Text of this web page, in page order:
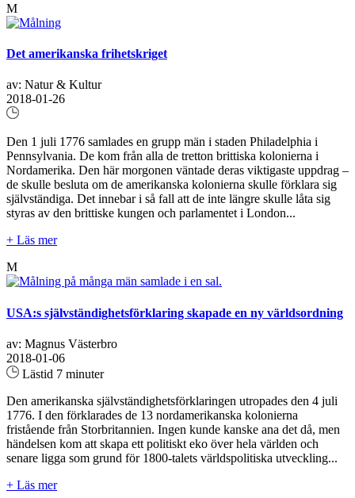
M
Det amerikanska frihetskriget
av: Natur & Kultur
2018-01-26
Den 1 juli 1776 samlades en grupp män i staden Philadelphia i
Pennsylvania. De kom från alla de tretton brittiska kolonierna i
Nordamerika. Den här morgonen väntade deras viktigaste uppdrag –
de skulle besluta om de amerikanska kolonierna skulle förklara sig
självständiga. Det innebar i så fall att de inte längre skulle låta sig
styras av den brittiske kungen och parlamentet i London...
+ Läs mer
M
USA:s självständighetsförklaring skapade en ny världsordning
av: Magnus Västerbro
2018-01-06
Lästid 7 minuter
Den amerikanska självständighetsförklaringen utropades den 4 juli
1776. I den förklarades de 13 nordamerikanska kolonierna
fristående från Storbritannien. Ingen kunde kanske ana det då, men
händelsen kom att skapa ett politiskt eko över hela världen och
senare ligga som grund för 1800-talets världspolitiska utveckling...
+ Läs mer